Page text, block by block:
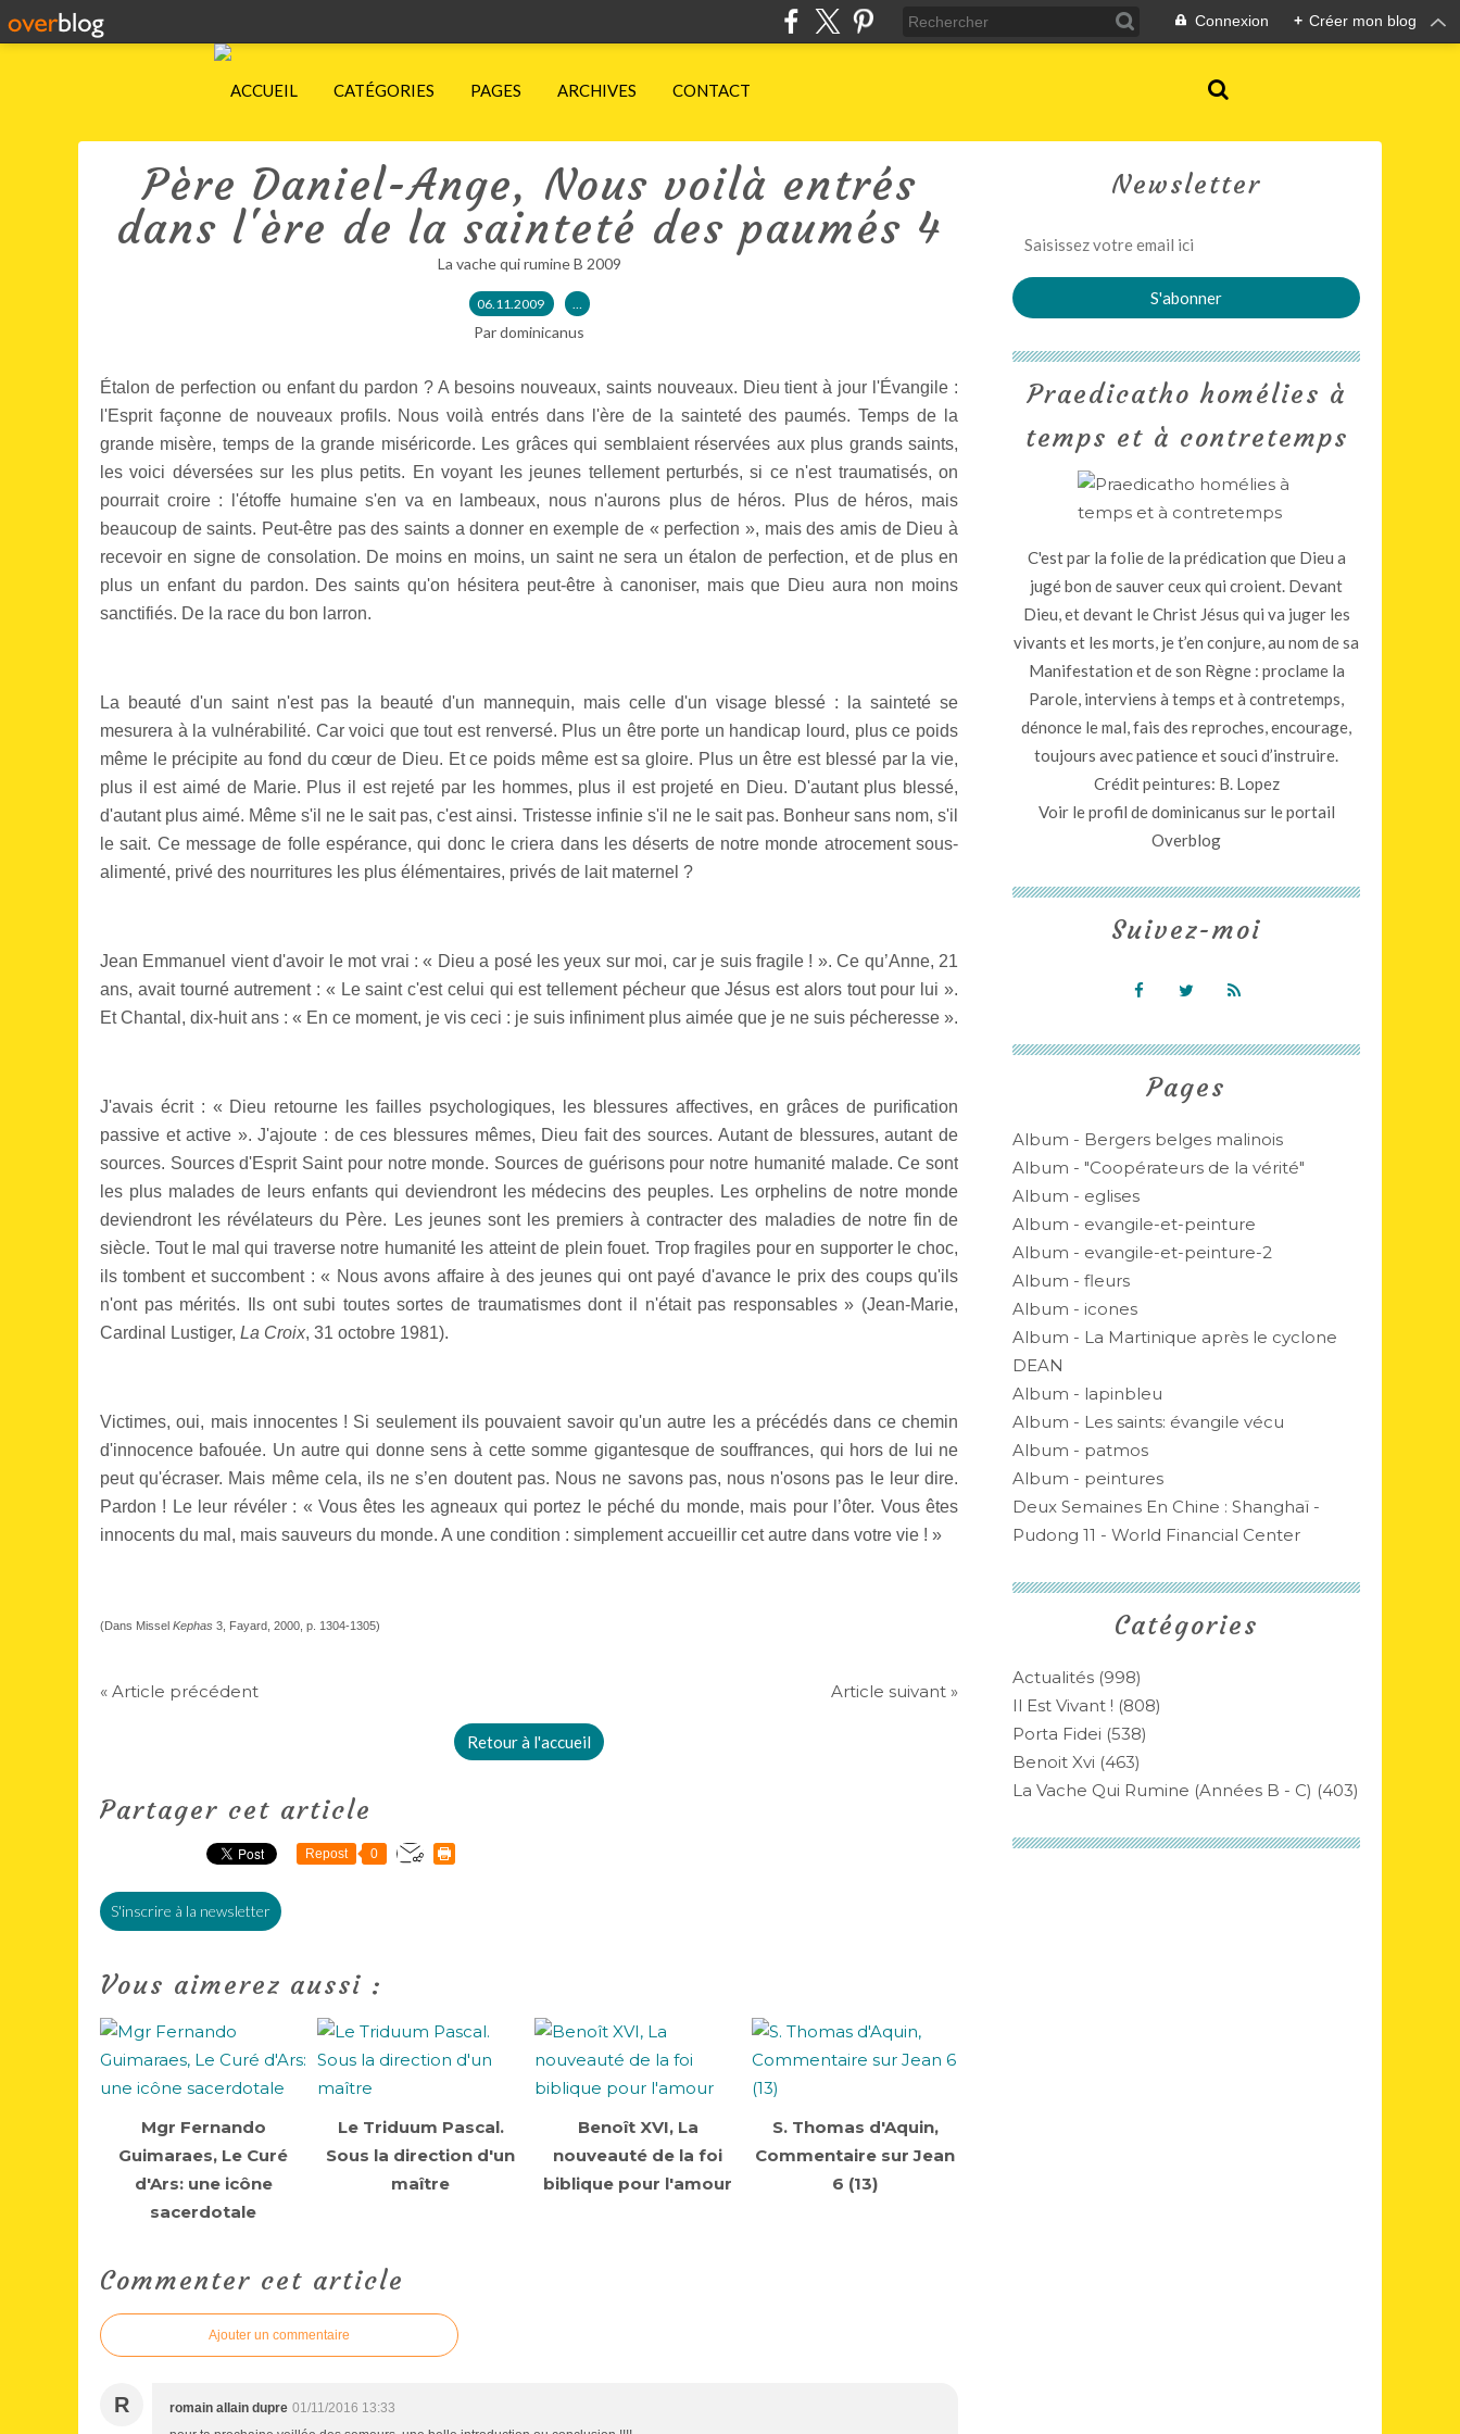
Connexion + Créer mon blog
ACCUEIL CATÉGORIES PAGES ARCHIVES CONTACT
Père Daniel-Ange, Nous voilà entrés
dans l'ère de la sainteté des paumés 4
La vache qui rumine B 2009
06.11.2009 …
Par dominicanus
Étalon de perfection ou enfant du pardon ? A besoins nouveaux, saints nouveaux. Dieu tient à jour l'Évangile :
l'Esprit façonne de nouveaux profils. Nous voilà entrés dans l'ère de la sainteté des paumés. Temps de la
grande misère, temps de la grande miséricorde. Les grâces qui semblaient réservées aux plus grands saints,
les voici déversées sur les plus petits. En voyant les jeunes tellement perturbés, si ce n'est traumatisés, on
pourrait croire : l'étoffe humaine s'en va en lambeaux, nous n'aurons plus de héros. Plus de héros, mais
beaucoup de saints. Peut-être pas des saints a donner en exemple de « perfection », mais des amis de Dieu à
recevoir en signe de consolation. De moins en moins, un saint ne sera un étalon de perfection, et de plus en
plus un enfant du pardon. Des saints qu'on hésitera peut-être à canoniser, mais que Dieu aura non moins
sanctifiés. De la race du bon larron.
La beauté d'un saint n'est pas la beauté d'un mannequin, mais celle d'un visage blessé : la sainteté se
mesurera à la vulnérabilité. Car voici que tout est renversé. Plus un être porte un handicap lourd, plus ce poids
même le précipite au fond du cœur de Dieu. Et ce poids même est sa gloire. Plus un être est blessé par la vie,
plus il est aimé de Marie. Plus il est rejeté par les hommes, plus il est projeté en Dieu. D'autant plus blessé,
d'autant plus aimé. Même s'il ne le sait pas, c'est ainsi. Tristesse infinie s'il ne le sait pas. Bonheur sans nom, s'il
le sait. Ce message de folle espérance, qui donc le criera dans les déserts de notre monde atrocement sous-
alimenté, privé des nourritures les plus élémentaires, privés de lait maternel ?
Jean Emmanuel vient d'avoir le mot vrai : « Dieu a posé les yeux sur moi, car je suis fragile ! ». Ce qu’Anne, 21
ans, avait tourné autrement : « Le saint c'est celui qui est tellement pécheur que Jésus est alors tout pour lui ».
Et Chantal, dix-huit ans : « En ce moment, je vis ceci : je suis infiniment plus aimée que je ne suis pécheresse ».
J'avais écrit : « Dieu retourne les failles psychologiques, les blessures affectives, en grâces de purification
passive et active ». J'ajoute : de ces blessures mêmes, Dieu fait des sources. Autant de blessures, autant de
sources. Sources d'Esprit Saint pour notre monde. Sources de guérisons pour notre humanité malade. Ce sont
les plus malades de leurs enfants qui deviendront les médecins des peuples. Les orphelins de notre monde
deviendront les révélateurs du Père. Les jeunes sont les premiers à contracter des maladies de notre fin de
siècle. Tout le mal qui traverse notre humanité les atteint de plein fouet. Trop fragiles pour en supporter le choc,
ils tombent et succombent : « Nous avons affaire à des jeunes qui ont payé d'avance le prix des coups qu'ils
n'ont pas mérités. Ils ont subi toutes sortes de traumatismes dont il n'était pas responsables » (Jean-Marie,
Cardinal Lustiger, La Croix, 31 octobre 1981).
Victimes, oui, mais innocentes ! Si seulement ils pouvaient savoir qu'un autre les a précédés dans ce chemin
d'innocence bafouée. Un autre qui donne sens à cette somme gigantesque de souffrances, qui hors de lui ne
peut qu'écraser. Mais même cela, ils ne s’en doutent pas. Nous ne savons pas, nous n'osons pas le leur dire.
Pardon ! Le leur révéler : « Vous êtes les agneaux qui portez le péché du monde, mais pour l’ôter. Vous êtes
innocents du mal, mais sauveurs du monde. A une condition : simplement accueillir cet autre dans votre vie ! »
(Dans Missel Kephas 3, Fayard, 2000, p. 1304-1305)
« Article précédent Article suivant »
Retour à l'accueil
Partager cet article
Repost 0
S'inscrire à la newsletter
Vous aimerez aussi :
Mgr Fernando
Guimaraes, Le Curé
d'Ars: une icône
sacerdotale
Le Triduum Pascal.
Sous la direction d'un
maître
Benoît XVI, La
nouveauté de la foi
biblique pour l'amour
S. Thomas d'Aquin,
Commentaire sur Jean
6 (13)
Commenter cet article
Ajouter un commentaire
R romain allain dupre 01/11/2016 13:33
Newsletter
Catégories
Actualités (998)
Il Est Vivant ! (808)
Porta Fidei (538)
Benoit Xvi (463)
La Vache Qui Rumine (années B - C) (403)
Pages
Album - Bergers belges malinois
Album - "Coopérateurs de la vérité"
Album - eglises
Album - evangile-et-peinture
Album - evangile-et-peinture-2
Album - fleurs
Album - icones
Album - La Martinique après le cyclone
DEAN
Album - lapinbleu
Album - Les saints: évangile vécu
Album - patmos
Album - peintures
Deux Semaines En Chine : Shanghaï -
Pudong 11 - World Financial Center
Praedicatho homélies à
temps et à contretemps
C'est par la folie de la prédication que Dieu a
jugé bon de sauver ceux qui croient. Devant
Dieu, et devant le Christ Jésus qui va juger les
vivants et les morts, je t’en conjure, au nom de sa
Manifestation et de son Règne : proclame la
Parole, interviens à temps et à contretemps,
dénonce le mal, fais des reproches, encourage,
toujours avec patience et souci d’instruire.
Crédit peintures: B. Lopez
Voir le profil dedominicanus sur le portail
Overblog
Suivez-moi